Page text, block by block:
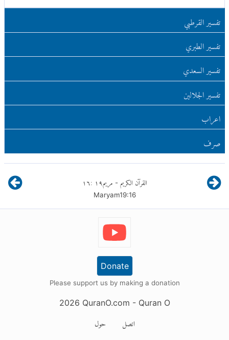
تفسير القرطبي
تفسير الطبري
تفسير السعدي
تفسير الجلالين
اعراب
صرف
القرآن الكريم - مريم١٩ :١٦
Maryam19:16
Donate
Please support us by making a donation
2026 QuranO.com - Quran O
حول اتصل